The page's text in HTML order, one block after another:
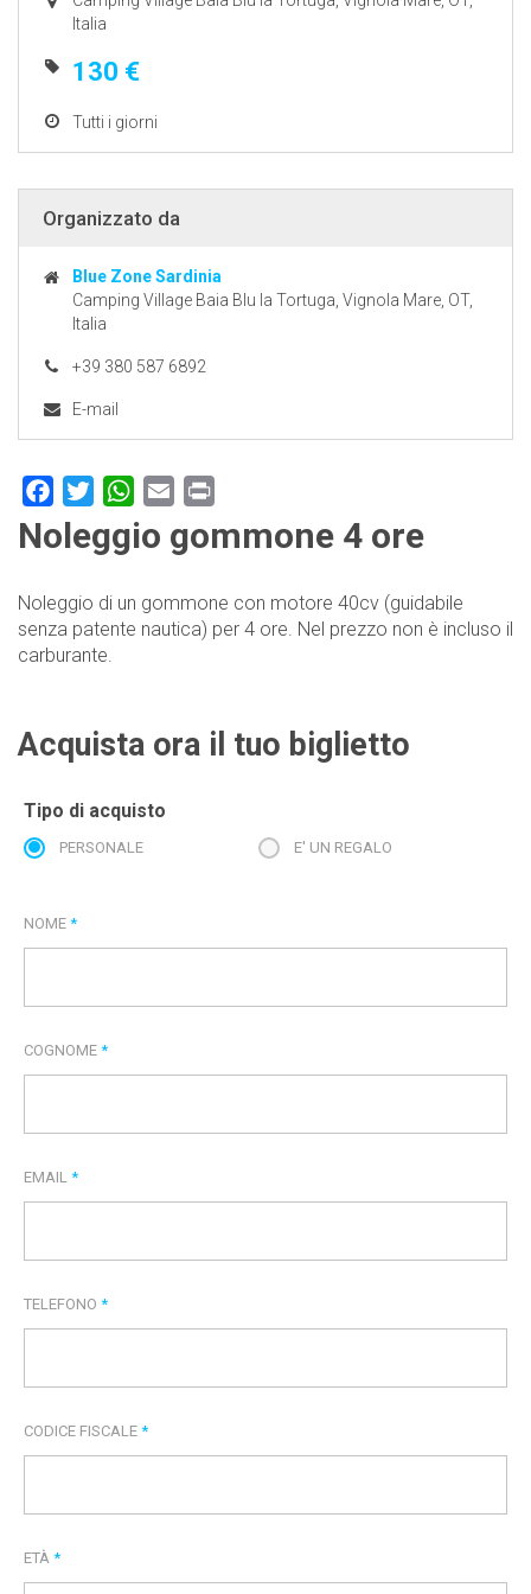
Italia
130 €
Tutti i giorni
Organizzato da
Blue Zone Sardinia
Camping Village Baia Blu la Tortuga, Vignola Mare, OT,
Italia
+39 380 587 6892
E-mail
FacebookTwitterWhatsApp
Email
Noleggio gommone 4 ore
Noleggio di un gommone con motore 40cv (guidabile
senza patente nautica) per 4 ore. Nel prezzo non è incluso il
carburante.
Acquista ora il tuo biglietto
Tipo di acquisto
PERSONALE E' UN REGALO
NOME *
COGNOME *
EMAIL *
TELEFONO *
CODICE FISCALE *
ETÀ *